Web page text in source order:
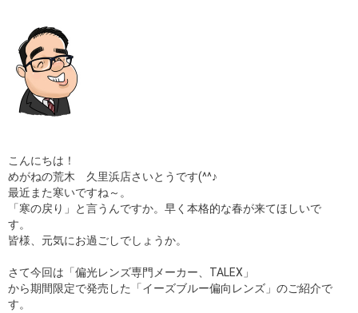
ギャラリー
コラム
ブログ
採用
こんにちは！
めがねの荒木 久里浜店さいとうです(^^♪
最近また寒いですね～。
「寒の戻り」と言うんですか。早く本格的な春が来てほしいで
す。
皆様、元気にお過ごしでしょうか。
さて今回は「偏光レンズ専門メーカー、TALEX」
から期間限定で発売した「イーズブルー偏向レンズ」のご紹介で
す。